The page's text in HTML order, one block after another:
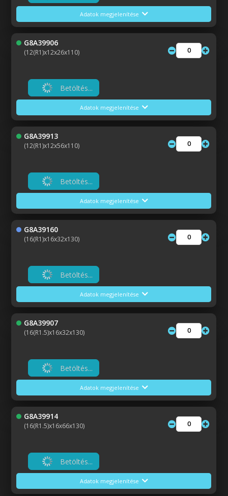
Adatok megjelenítése
G8A39906
(12(R1)x12x26x110)
Betöltés...
Adatok megjelenítése
G8A39913
(12(R1)x12x56x110)
Betöltés...
Adatok megjelenítése
G8A39160
(16(R1)x16x32x130)
Betöltés...
Adatok megjelenítése
G8A39907
(16(R1.5)x16x32x130)
Betöltés...
Adatok megjelenítése
G8A39914
(16(R1.5)x16x66x130)
Betöltés...
Adatok megjelenítése